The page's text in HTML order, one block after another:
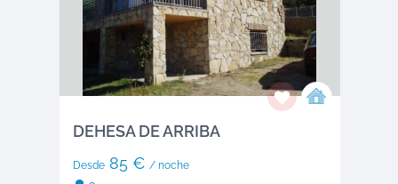
DEHESA DE ARRIBA
Desde85 € / noche